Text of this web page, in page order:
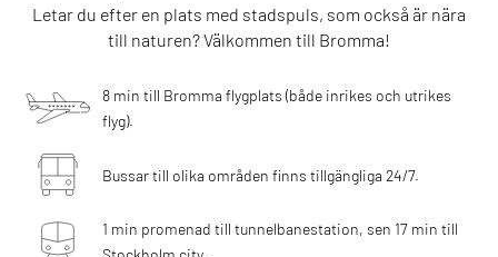
Letar du efter en plats med stadspuls, som också är nära
till naturen? Välkommen till Bromma!
8 min till Bromma flygplats (både inrikes och utrikes
flyg).
Bussar till olika områden finns tillgängliga 24/7.
1 min promenad till tunnelbanestation, sen 17 min till